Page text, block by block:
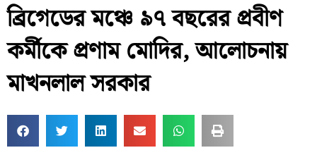
ফুল চাষ ফল চাষ মাছ চাষ পোল্ট্রি চাষ
উত্তর ২৪ পরগনা
ব্রিগেডের মঞ্চে ৯৭ বছরের প্রবীণ
কর্মীকে প্রণাম মোদির, আলোচনায়
মাখনলাল সরকার